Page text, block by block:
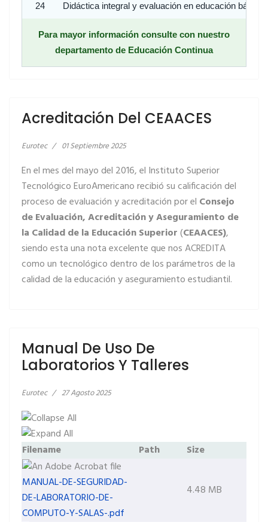
24 Didáctica integral y evaluación en educación básica
Para mayor información consulte con nuestro
departamento de Educación Continua
Acreditación Del CEAACES
Eurotec 01 Septiembre 2025
En el mes del mayo del 2016, el Instituto Superior
Tecnológico EuroAmericano recibió su calificación del
proceso de evaluación y acreditación por el Consejo
de Evaluación, Acreditación y Aseguramiento de
la Calidad de la Educación Superior(CEAACES),
siendo esta una nota excelente que nos ACREDITA
como un tecnológico dentro de los parámetros de la
calidad de la educación y aseguramiento estudiantil.
Manual De Uso De
Laboratorios Y Talleres
Eurotec 27 Agosto 2025
Filename Path Size
MANUAL-DE-SEGURIDAD-
DE-LABORATORIO-DE-
COMPUTO-Y-SALAS-.pdf
4.48 MB